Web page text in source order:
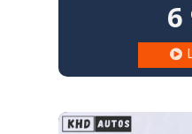
6
